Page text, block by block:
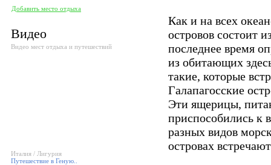
Добавить место отдыха
Видео
Видео мест отдыха и путешествий
Италия / Лигурия
Путешествие в Геную..
Как и на всех
островов состоит
последнее время
из обитающих
такие, которые
Галапагосские
Эти ящерицы,
приспособились к
разных видов
островах